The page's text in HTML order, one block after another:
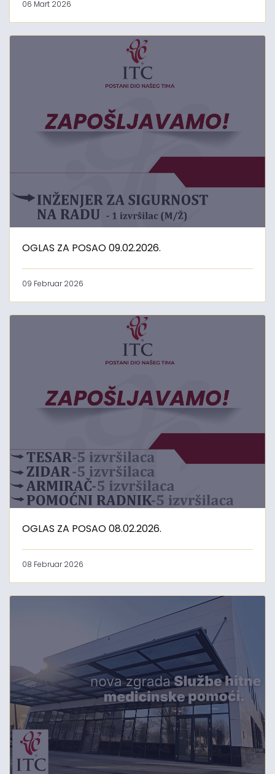
06 Mart 2026
OGLAS ZA POSAO 09.02.2026.
09 Februar 2026
OGLAS ZA POSAO 08.02.2026.
08 Februar 2026